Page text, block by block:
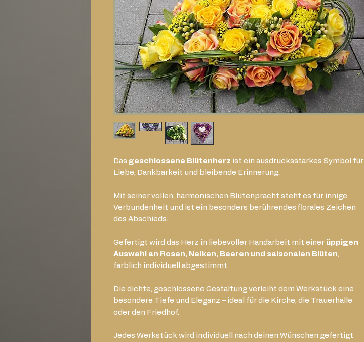
Das geschlossene Blütenherz ist ein ausdrucksstarkes Symbol für
Liebe, Dankbarkeit und bleibende Erinnerung.
Mit seiner vollen, harmonischen Blütenpracht steht es für innige
Verbundenheit und ist ein besonders berührendes florales Zeichen
des Abschieds.
Gefertigt wird das Herz in liebevoller Handarbeit mit einer üppigen
Auswahl an Rosen, Nelken, Beeren und saisonalen Blüten,
farblich individuell abgestimmt.
Die dichte, geschlossene Gestaltung verleiht dem Werkstück eine
besondere Tiefe und Eleganz – ideal für die Kirche, die Trauerhalle
oder den Friedhof.
Jedes Werkstück wird individuell nach deinen Wünschen gefertigt